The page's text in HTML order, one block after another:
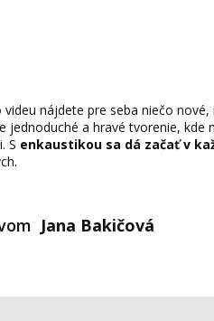
videu nájdete pre seba niečo
jednoduché a hravé tvorenie, kde
S enkaustikou sa dá začať v
Jana Bakičová